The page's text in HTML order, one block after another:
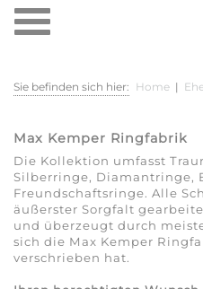
Sie befinden sich hier: Home |
Max Kemper Ringfabrik
Die Kollektion umfasst
Silberringe, Diamantringe,
Freundschaftsringe. Alle
äußerster Sorgfalt
und überzeugt durch
sich die Max Kemper
verschrieben hat.